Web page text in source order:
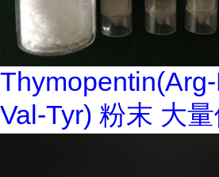
Val-Tyr) 粉末 大